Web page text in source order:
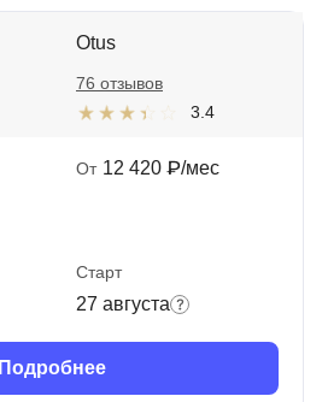
Otus
3.4
76 отзывов
От 12 420 ₽/мес
Старт
27 августа
Подробнее